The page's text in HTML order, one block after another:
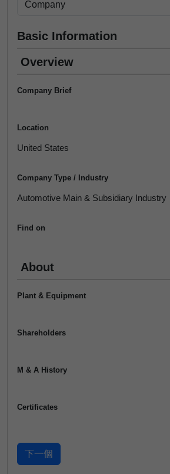
Basic Information
Overview
Company Brief
Location
United States
Company Type / Industry
Automotive Main & Subsidiary Industry
Find on
About
Plant & Equipment
Shareholders
M & A History
Certificates